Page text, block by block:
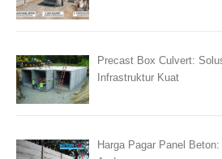
Precast Box Culvert:
Infrastruktur Kuat
Harga Pagar Panel